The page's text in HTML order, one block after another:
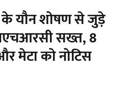
के यौन शोषण से जुड़े
सख्त, 8
मेटा को नोटिस